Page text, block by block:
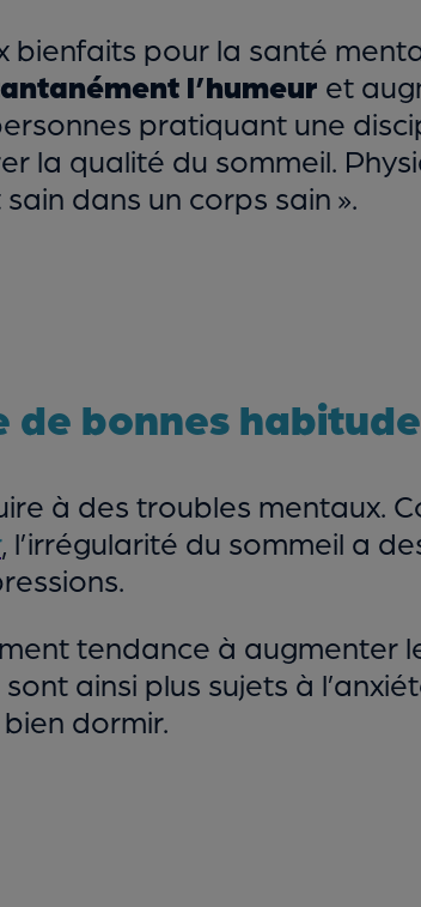
pour la santé
l’humeur et
pratiquant une
la qualité du sommeil.
dans un corps sain ».
de bonnes
à des troubles mentaux.
, l’irrégularité du sommeil a
tendance à augmenter
ainsi plus sujets à
dormir.